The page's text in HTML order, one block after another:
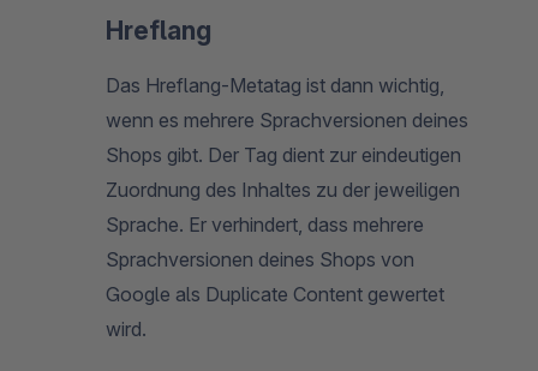
Hreflang
Das Hreflang-Metatag ist dann wichtig,
wenn es mehrere Sprachversionen deines
Shops gibt. Der Tag dient zur eindeutigen
Zuordnung des Inhaltes zu der jeweiligen
Sprache. Er verhindert, dass mehrere
Sprachversionen deines Shops von
Google als Duplicate Content gewertet
wird.